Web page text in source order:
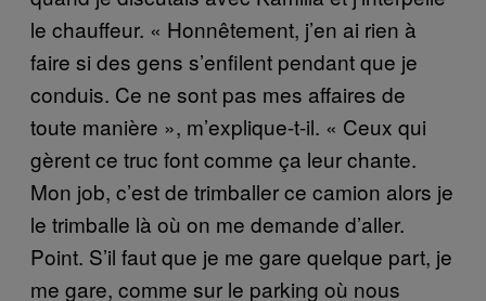
le chauffeur. « Honnêtement, j’en ai rien à
faire si des gens s’enfilent pendant que je
conduis. Ce ne sont pas mes affaires de
toute manière », m’explique-t-il. « Ceux qui
gèrent ce truc font comme ça leur chante.
Mon job, c’est de trimballer ce camion alors je
le trimballe là où on me demande d’aller.
Point. S’il faut que je me gare quelque part, je
me gare, comme sur le parking où nous